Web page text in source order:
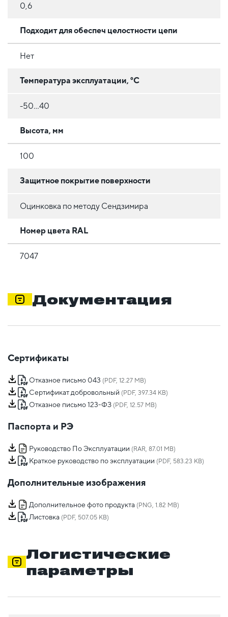
0,6
Подходит для обеспеч целостности цепи
Нет
Температура эксплуатации, °C
-50...40
Высота, мм
100
Защитное покрытие поверхности
Оцинковка по методу Сендзимира
Номер цвета RAL
7047
Документация
Сертификаты
Отказное письмо 043 (PDF, 12.27 MB)
Сертификат добровольный (PDF, 397.34 KB)
Отказное письмо 123-ФЗ (PDF, 12.57 MB)
Паспорта и РЭ
Руководство По Эксплуатации (RAR, 87.01 MB)
Краткое руководство по эксплуатации (PDF, 583.23 KB)
Дополнительные изображения
Дополнительное фото продукта (PNG, 1.82 MB)
Листовка (PDF, 507.05 KB)
Логистические
параметры